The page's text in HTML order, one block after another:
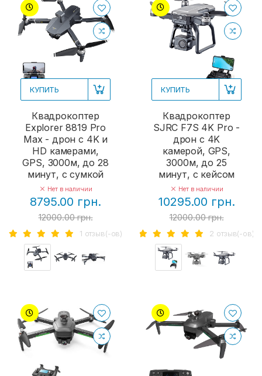
КУПИТЬ
Квадрокоптер
Explorer 8819 Pro
Max - дрон с 4K и
HD камерами,
GPS, 3000м, до 28
минут, с сумкой
Нет в наличии
8795.00 грн.
12000.00 грн.
1 отзыв(-ов)
КУПИТЬ
Квадрокоптер
SJRC F7S 4K Pro -
дрон с 4K
камерой, GPS,
3000м, до 25
минут, с кейсом
Нет в наличии
10295.00 грн.
12000.00 грн.
2 отзыв(-ов)